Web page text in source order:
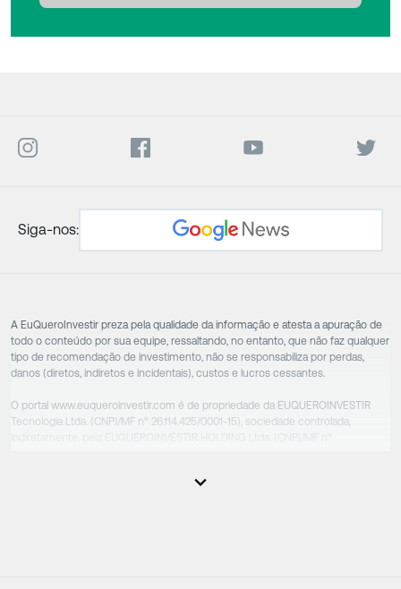
Siga-nos:
A EuQueroInvestir preza pela qualidade da informação e atesta a apuração de
todo o conteúdo por sua equipe, ressaltando, no entanto, que não faz qualquer
tipo de recomendação de investimento, não se responsabiliza por perdas,
danos (diretos, indiretos e incidentais), custos e lucros cessantes.
O portal www.euqueroinvestir.com é de propriedade da EUQUEROINVESTIR
Tecnologia Ltda. (CNPJ/MF nº 26.114.425/0001-15), sociedade controlada,
responsáveis tecnicamente são totalmente independentes, sendo que estes